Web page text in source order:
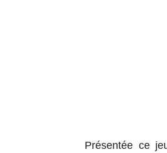
Présentée ce